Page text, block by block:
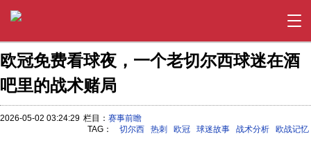
欧冠免费看球夜，一个老切尔西球迷在酒
吧里的战术赌局
2026-05-02 03:24:29 栏目： 赛事前瞻
TAG：
切尔西 热刺 欧冠 球迷故事 战术分析 欧战记忆